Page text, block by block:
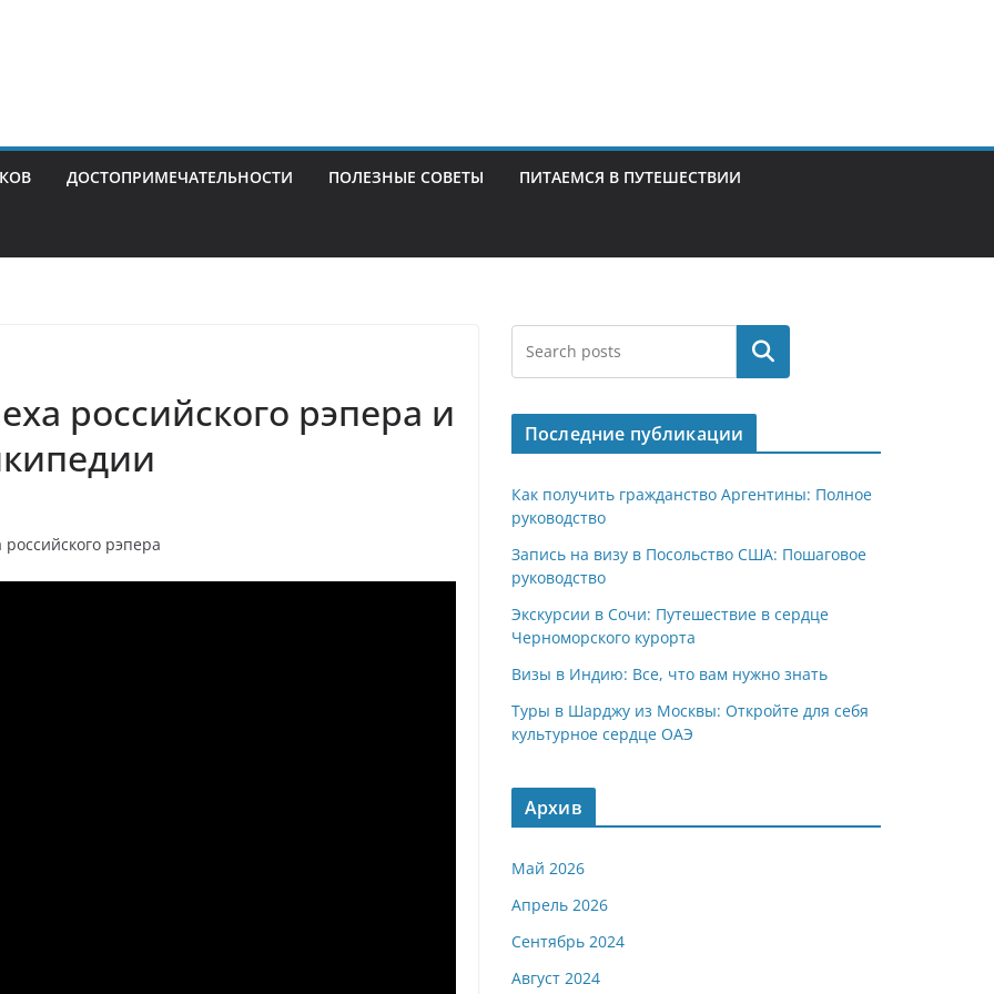
ДОСТОПРИМЕЧАТЕЛЬНОСТИ ПОЛЕЗНЫЕ СОВЕТЫ ПИТАЕМСЯ В ПУТЕШЕСТВИИ
российского рэпера и
Поиск
Последние публикации
Как получить гражданство Аргентины: Полное
руководство
Запись на визу в Посольство США: Пошаговое
руководство
Экскурсии в Сочи: Путешествие в сердце
Черноморского курорта
Визы в Индию: Все, что вам нужно знать
Туры в Шарджу из Москвы: Откройте для себя
культурное сердце ОАЭ
Архив
Май 2026
Апрель 2026
Сентябрь 2024
Август 2024